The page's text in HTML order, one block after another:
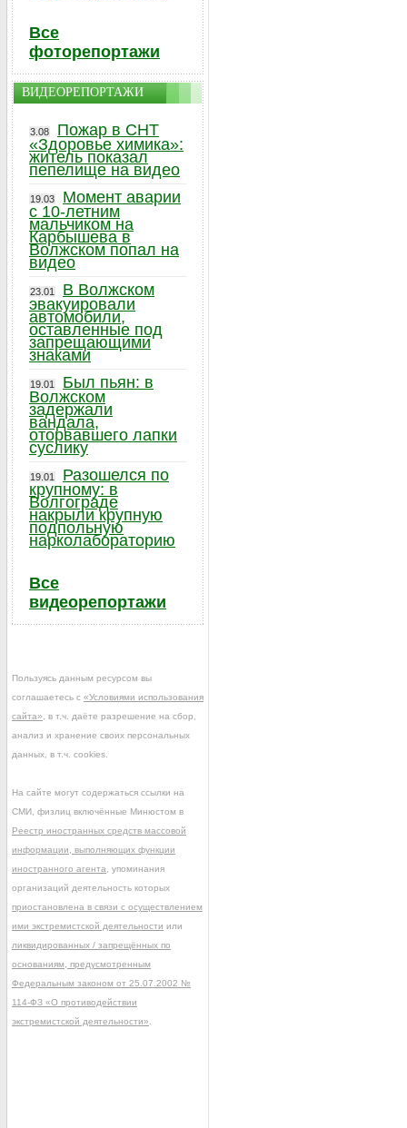
Все
фоторепортажи
ВИДЕОРЕПОРТАЖИ
3.08
Пожар в СНТ
«Здоровье химика»:
житель показал
пепелище на видео
19.03
Момент аварии
с 10-летним
мальчиком на
Карбышева в
Волжском попал на
видео
23.01
В Волжском
эвакуировали
автомобили,
оставленные под
запрещающими
знаками
19.01
Был пьян: в
Волжском
задержали
вандала,
оторвавшего лапки
суслику
19.01
Разошелся по
крупному: в
Волгограде
накрыли крупную
подпольную
нарколабораторию
Все
видеорепортажи
Пользуясь данным ресурсом вы
соглашаетесь с «Условиями использования
сайта» , в т.ч. даёте разрешение на сбор,
анализ и хранение своих персональных
данных, в т.ч. cookies.
На сайте могут содержаться ссылки на
СМИ, физлиц включённые Минюстом в
Реестр иностранных средств массовой
информации, выполняющих функции
иностранного агента , упоминания
организаций деятельность которых
приостановлена в связи с осуществлением
ими экстремистской деятельности или
ликвидированных / запрещённых по
основаниям, предусмотренным
Федеральным законом от 25.07.2002 №
114-ФЗ «О противодействии
экстремистской деятельности»